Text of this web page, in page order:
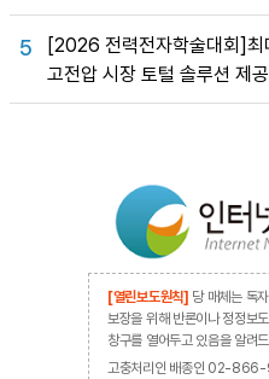
5
[2026 전력전자학술대회]최
고전압 시장 토털 솔루션 제
[열린보도원칙] 당 매체는 독
보장을 위해 반론이나 정정보
창구를 열어두고 있음을 알려
고충처리인 배종인 02-